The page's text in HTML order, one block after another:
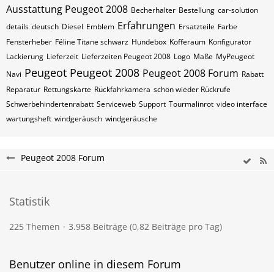
Ausstattung Peugeot 2008 Becherhalter Bestellung car-solution
details deutsch Diesel Emblem Erfahrungen Ersatzteile Farbe
Fensterheber Féline Titane schwarz Hundebox Kofferaum Konfigurator
Lackierung Lieferzeit Lieferzeiten Peugeot 2008 Logo Maße MyPeugeot
Navi Peugeot Peugeot 2008 Peugeot 2008 Forum Rabatt
Reparatur Rettungskarte Rückfahrkamera schon wieder Rückrufe
Schwerbehindertenrabatt Serviceweb Support Tourmalinrot video interface
wartungsheft windgeräusch windgeräusche
Peugeot 2008 Forum
Statistik
225 Themen 3.958 Beiträge (0,82 Beiträge pro Tag)
Benutzer online in diesem Forum